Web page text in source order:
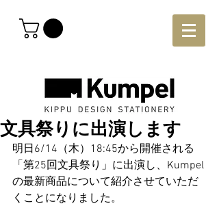
文具祭りに出演します
明日6/14（木）18:45から開催される
「第25回文具祭り」に出演し、Kumpel
の最新商品について紹介させていただ
くことになりました。